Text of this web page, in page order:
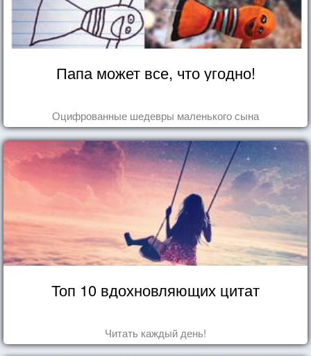
Папа может все, что угодно!
Оцифрованные шедевры маленького сына
Топ 10 вдохновляющих цитат
Читать каждый день!